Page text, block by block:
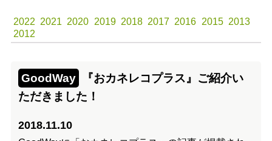
2022 2021 2020 2019 2018 2017 2016 2015 2013
2012
GoodWay
『おカネレコプラス』ご紹介い
ただきました！
2018.11.10